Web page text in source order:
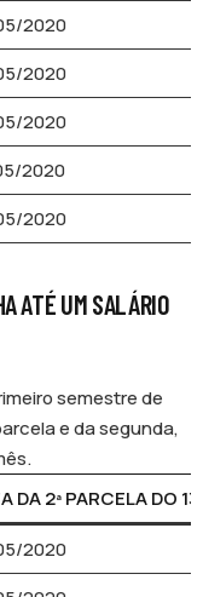
2020
2020
2020
2020
2020
ATÉ UM SALÁRIO
semestre de
e da segunda,
DA 2ª PARCELA DO
2020